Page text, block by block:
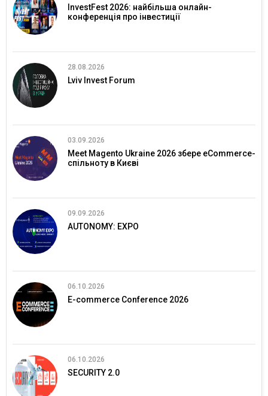
InvestFest 2026: найбільша онлайн-
конференція про інвестиції
28.08.2026
Lviv Invest Forum
03.09.2026
Meet Magento Ukraine 2026 збере eCommerce-
спільноту в Києві
09.09.2026
AUTONOMY: EXPO
06.10.2026
E-commerce Conference 2026
06.10.2026
SECURITY 2.0